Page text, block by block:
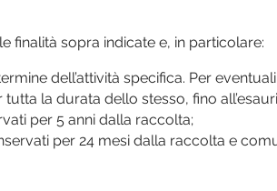
finalità sopra indicate e, in particolare:
dell’attività specifica. Per
la durata dello stesso, fino
per 5 anni dalla raccolta;
per 24 mesi dalla raccolta e